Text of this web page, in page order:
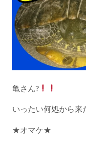
亀さん?
いったい何処から来
★オマケ★